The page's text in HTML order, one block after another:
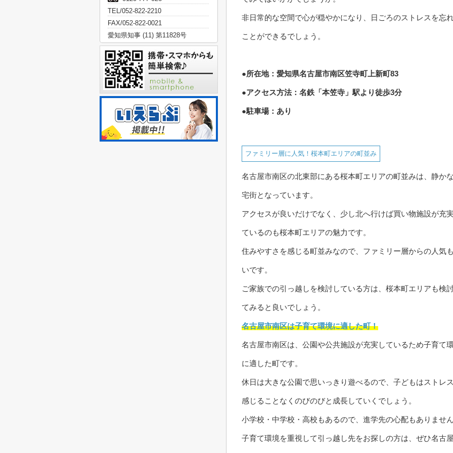
非日常的な空間で心が穏やかになり、日ごろのストレスを忘
ことができるでしょう。
●所在地：愛知県名古屋市南区笠寺町上新町83
●アクセス方法：名鉄「本笠寺」駅より徒歩3分
●駐車場：あり
ファミリー層に人気！桜本町エリアの町並み
名古屋市南区の北東部にある桜本町エリアの町並みは、静か
宅街となっています。
アクセスが良いだけでなく、少し北へ行けば買い物施設が充
ているのも桜本町エリアの魅力です。
住みやすさを感じる町並みなので、ファミリー層からの人気
いです。
ご家族での引っ越しを検討している方は、桜本町エリアも検
てみると良いでしょう。
名古屋市南区は子育て環境に適した町！
名古屋市南区は、公園や公共施設が充実しているため子育て
に適した町です。
休日は大きな公園で思いっきり遊べるので、子どもはストレ
感じることなくのびのびと成長していくでしょう。
小学校・中学校・高校もあるので、進学先の心配もありません
子育て環境を重視して引っ越し先をお探しの方は、ぜひ名古
TEL/052-822-2210
FAX/052-822-0021
愛知県知事 (11) 第11828号